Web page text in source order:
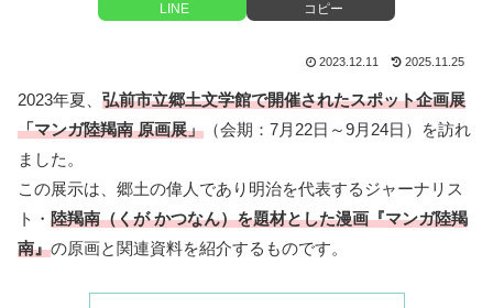
LINE コピー
2023.12.11 2025.11.25
2023年夏、 弘前市立郷土文学館で開催されたスポット企画展
「マンガ陸羯南 原画展」 （会期：7月22日～9月24日）を訪れ
ました。
この展示は、郷土の偉人であり明治を代表するジャーナリス
ト・ 陸羯南（くが かつなん）を題材とした漫画『マンガ陸羯
南』の原画と関連資料を紹介するものです。